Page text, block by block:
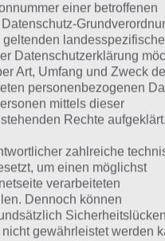
für
Antworten zum Bild:
Werten sortiert. Hier
einer betroffenen
Datenschutzerklärung
Art, Umfang und Zweck
personenbezogenen
mittels dieser
Rechte aufgeklärt.
zahlreiche
um einen möglichst
verarbeiteten
Dennoch können
gewährleistet werden